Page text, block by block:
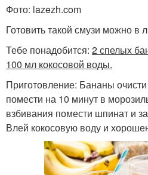
Фото: lazezh.com
Готовить такой смузи можно в
Тебе понадобится: 2 спелых
100 мл кокосовой воды.
Приготовление: Бананы
помести на 10 минут в
взбивания помести шпинат и
Влей кокосовую воду и